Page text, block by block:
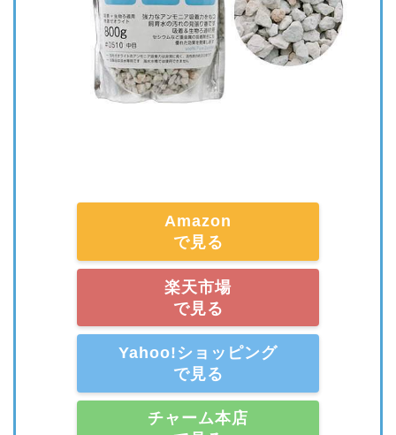
Amazon
で見る
楽天市場
で見る
Yahoo!ショッピング
で見る
チャーム本店